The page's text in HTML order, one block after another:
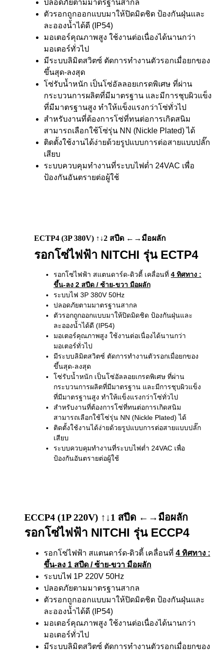
ปลอดภัยตามมาตรฐานสากล
ตัวรอกถูกออกแบบมาให้ปิดมิดชิด ป้องกันฝุ่นและ
ละอองน้ำได้ดี (IP54)
มอเตอร์คุณภาพสูง ใช้งานต่อเนื่องได้นานกว่า
มอเตอร์ทั่วไป
มีระบบลิมิตสวิตซ์ ตัดการทำงานตัวรอกเมื่อยกของ
ขึ้นสุด-ลงสุด
โซ่รับน้ำหนัก เป็นโซ่อัลลอยเกรดพิเศษ ที่ผ่าน
กระบวนการผลิตที่มีมาตรฐาน และมีการชุบผิวแข็ง
ที่มีมาตรฐานสูง ทำให้แข็งแรงกว่าโซ่ทั่วไป
สำหรับงานที่ต้องการโซ่ที่ทนต่อการเกิดสนิม
สามารถเลือกใช้โซ่รุ่น NN (Nickle Plated) ได้
ติดตั้งใช้งานได้ง่ายด้วยรูปแบบการต่อสายแบบปลั๊ก
เสียบ
ระบบควบคุมทำงานที่ระบบไฟต่ำ 24VAC เพื่อ
ป้องกันอันตรายต่อผู้ใช้
ECTP4 (3P 380V) ↑↓2 สปีด ←→มือผลัก
รอกโซ่ไฟฟ้า NITCHI รุ่น ECTP4
รอกโซ่ไฟฟ้า สแตนดาร์ด-ดิวตี้ เคลื่อนที่ 4 ทิศทาง :
ขึ้น-ลง 2 สปีด / ซ้าย-ขวา มือผลัก
ระบบไฟ 3P 380V 50Hz
ปลอดภัยตามมาตรฐานสากล
ตัวรอกถูกออกแบบมาให้ปิดมิดชิด ป้องกันฝุ่นและ
ละอองน้ำได้ดี (IP54)
มอเตอร์คุณภาพสูง ใช้งานต่อเนื่องได้นานกว่า
มอเตอร์ทั่วไป
มีระบบลิมิตสวิตซ์ ตัดการทำงานตัวรอกเมื่อยกของ
ขึ้นสุด-ลงสุด
โซ่รับน้ำหนัก เป็นโซ่อัลลอยเกรดพิเศษ ที่ผ่าน
กระบวนการผลิตที่มีมาตรฐาน และมีการชุบผิวแข็ง
ที่มีมาตรฐานสูง ทำให้แข็งแรงกว่าโซ่ทั่วไป
สำหรับงานที่ต้องการโซ่ที่ทนต่อการเกิดสนิม
สามารถเลือกใช้โซ่รุ่น NN (Nickle Plated) ได้
ติดตั้งใช้งานได้ง่ายด้วยรูปแบบการต่อสายแบบปลั๊ก
เสียบ
ระบบควบคุมทำงานที่ระบบไฟต่ำ 24VAC เพื่อ
ป้องกันอันตรายต่อผู้ใช้
ECCP4 (1P 220V) ↑↓1 สปีด ←→มือผลัก
รอกโซ่ไฟฟ้า NITCHI รุ่น ECCP4
รอกโซ่ไฟฟ้า สแตนดาร์ด-ดิวตี้ เคลื่อนที่ 4 ทิศทาง :
ขึ้น-ลง 1 สปีด / ซ้าย-ขวา มือผลัก
ระบบไฟ 1P 220V 50Hz
ปลอดภัยตามมาตรฐานสากล
ตัวรอกถูกออกแบบมาให้ปิดมิดชิด ป้องกันฝุ่นและ
ละอองน้ำได้ดี (IP54)
มอเตอร์คุณภาพสูง ใช้งานต่อเนื่องได้นานกว่า
มอเตอร์ทั่วไป
มีระบบลิมิตสวิตซ์ ตัดการทำงานตัวรอกเมื่อยกของ